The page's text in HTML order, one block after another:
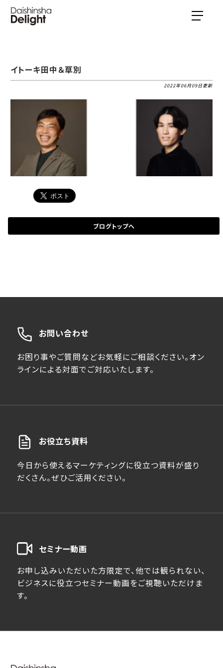
イトーキ田中＆草別
2022年06月09日更新
ブログトップへ
お問い合わせ
お困り事やご質問などお気軽にご相談ください。オン
ラインによる対面でご対応いたします。
お役立ち資料
今日から使えるマーケティングに役立つ資料が盛り
だくさん。ぜひご活用ください。
セミナー動画
お申し込みいただいた方限定で、他では観られない、
ビジネスに役立つセミナー動画をご視聴いただけま
す。